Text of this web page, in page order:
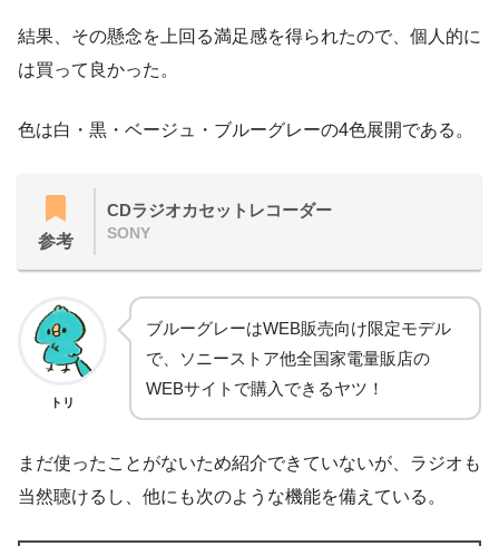
結果、その懸念を上回る満足感を得られたので、個人的に
は買って良かった。
色は白・黒・ベージュ・ブルーグレーの4色展開である。
参考
CDラジオカセットレコーダー
SONY
トリ
ブルーグレーはWEB販売向け限定モデル
で、ソニーストア他全国家電量販店の
WEBサイトで購入できるヤツ！
まだ使ったことがないため紹介できていないが、ラジオも
当然聴けるし、他にも次のような機能を備えている。